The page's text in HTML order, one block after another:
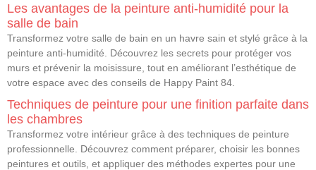
Les avantages de la peinture anti-humidité pour la
salle de bain
Transformez votre salle de bain en un havre sain et stylé grâce à la
peinture anti-humidité. Découvrez les secrets pour protéger vos
murs et prévenir la moisissure, tout en améliorant l’esthétique de
votre espace avec des conseils de Happy Paint 84.
Techniques de peinture pour une finition parfaite dans
les chambres
Transformez votre intérieur grâce à des techniques de peinture
professionnelle. Découvrez comment préparer, choisir les bonnes
peintures et outils, et appliquer des méthodes expertes pour une